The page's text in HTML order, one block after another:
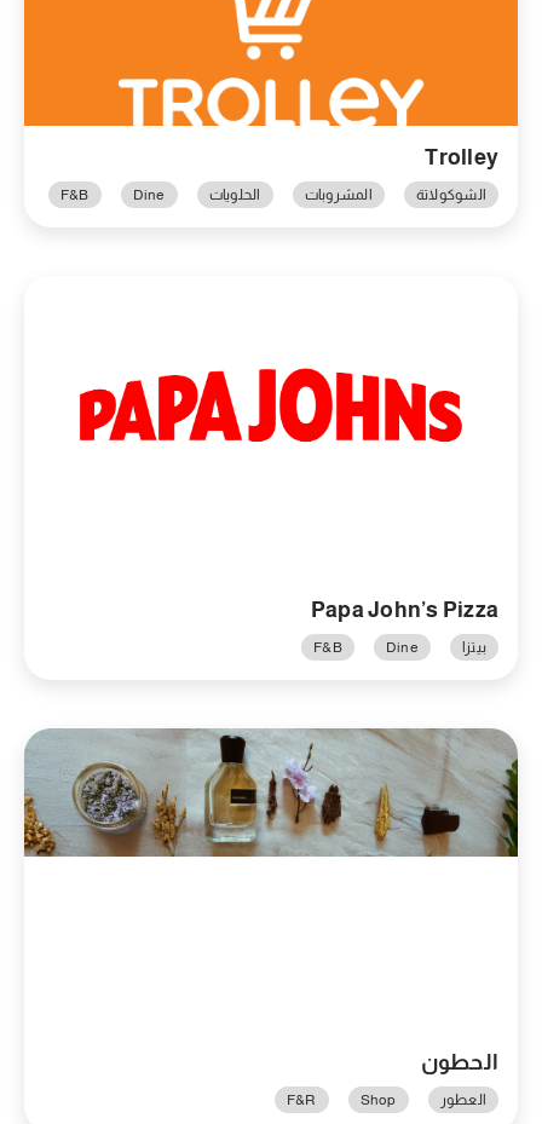
Trolley
الشوكولاتة المشروبات الحلويات Dine
F&B
Papa John’s Pizza
بيتزا Dine
F&B
الحطون
العطور Shop
F&R